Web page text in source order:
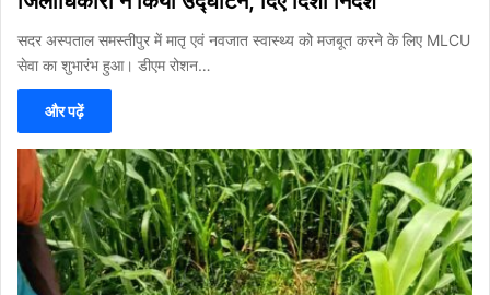
सदर अस्पताल समस्तीपुर में मातृ एवं नवजात स्वास्थ्य को मजबूत करने के लिए MLCU
सेवा का शुभारंभ हुआ। डीएम रोशन…
और पढ़ें